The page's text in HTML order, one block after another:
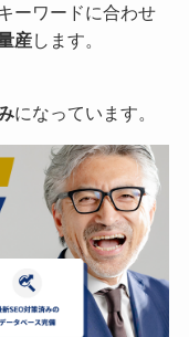
ーワードに合わせ
産します。
になっています。